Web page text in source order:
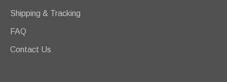
Shipping & Tracking
FAQ
Contact Us